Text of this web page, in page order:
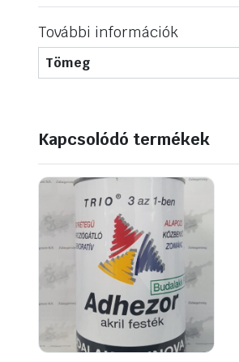
További információk
Tömeg
Kapcsolódó termékek